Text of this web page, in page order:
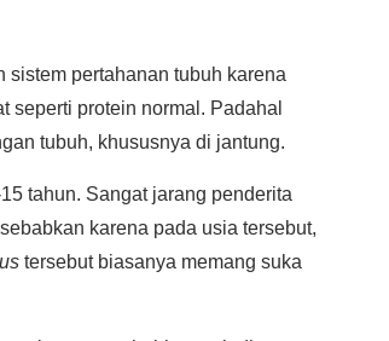
pertahanan tubuh karena
seperti protein normal. Padahal
tubuh, khususnya di jantung.
tahun. Sangat jarang penderita
karena pada usia tersebut,
tersebut biasanya memang suka